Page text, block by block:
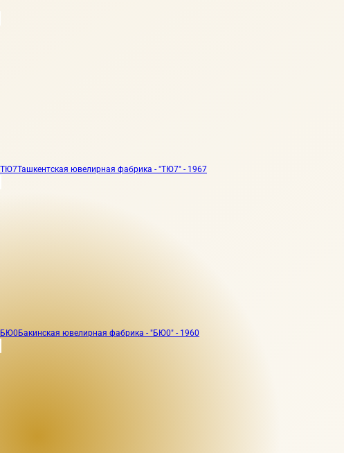
ТЮ7Ташкентская ювелирная фабрика - "ТЮ7" - 1967
БЮ0Бакинская ювелирная фабрика - "БЮ0" - 1960